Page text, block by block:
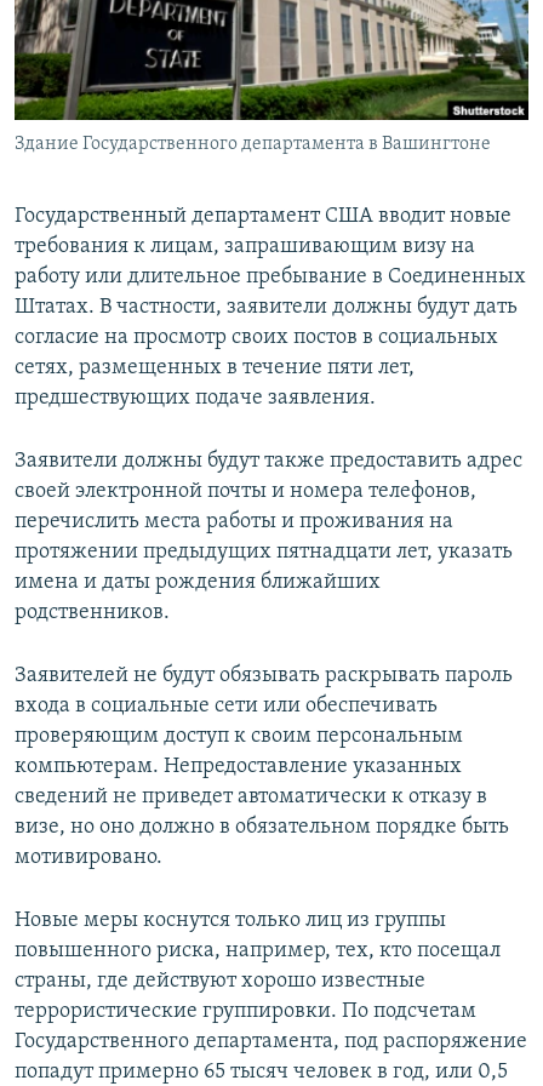
СПОРТ
МИР
БЛОГИ
ГОЛОСА
ЧИТАЕМ ПРЕССУ
АРХИВ РАДИОПРОГРАММЫ
Все сайты РСЕ/РС
Здание Государственного департамента в Вашингтоне
Государственный департамент США вводит новые
требования к лицам, запрашивающим визу на
работу или длительное пребывание в Соединенных
Штатах. В частности, заявители должны будут дать
согласие на просмотр своих постов в социальных
сетях, размещенных в течение пяти лет,
предшествующих подаче заявления.
Заявители должны будут также предоставить адрес
своей электронной почты и номера телефонов,
перечислить места работы и проживания на
протяжении предыдущих пятнадцати лет, указать
имена и даты рождения ближайших
родственников.
Заявителей не будут обязывать раскрывать пароль
входа в социальные сети или обеспечивать
проверяющим доступ к своим персональным
компьютерам. Непредоставление указанных
сведений не приведет автоматически к отказу в
визе, но оно должно в обязательном порядке быть
мотивировано.
Новые меры коснутся только лиц из группы
повышенного риска, например, тех, кто посещал
страны, где действуют хорошо известные
террористические группировки. По подсчетам
Государственного департамента, под распоряжение
попадут примерно 65 тысяч человек в год, или 0,5